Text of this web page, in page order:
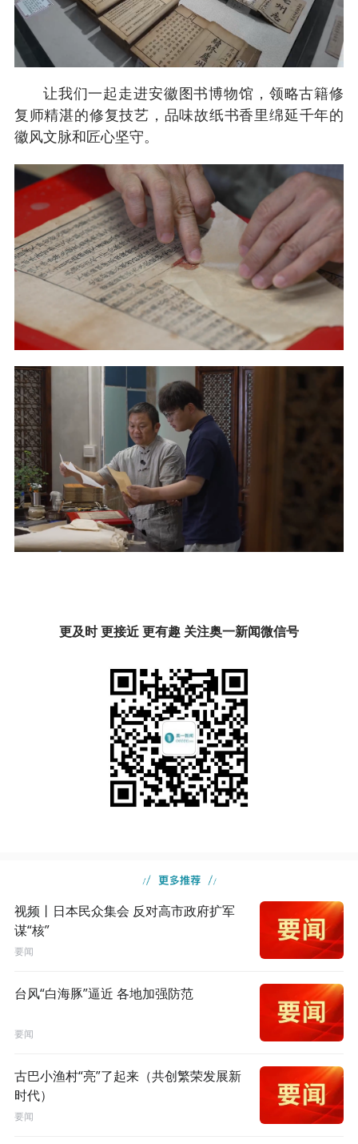
让我们一起走进安徽图书博物馆，领略古籍修
复师精湛的修复技艺，品味故纸书香里绵延千年的
徽风文脉和匠心坚守。
更及时 更接近 更有趣 关注奥一新闻微信号
视频丨日本民众集会 反对高市政府扩军
谋“核”
要闻
台风“白海豚”逼近 各地加强防范
要闻
古巴小渔村“亮”了起来（共创繁荣发展新
时代）
要闻